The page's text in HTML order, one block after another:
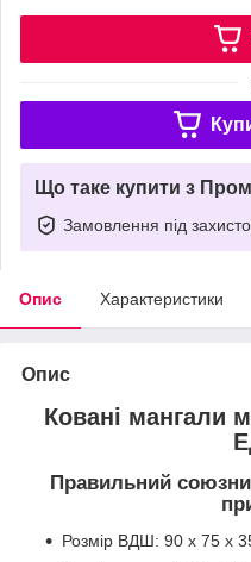
Що таке купити з
Замовлення під
Опис Характеристики
Опис
Ковані мангали
Правильний
Розмір ВДШ: 90 х 75 х